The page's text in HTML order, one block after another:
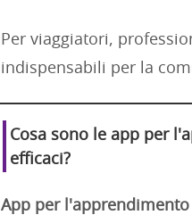
Per viaggiatori,
indispensabili per la
Cosa sono le app per
efficaci?
App per